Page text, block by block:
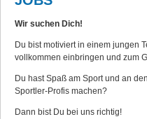
Wir suchen Dich!
Du bist motiviert in einem jungen
vollkommen einbringen und zum
Du hast Spaß am Sport und an
Sportler-Profis machen?
Dann bist Du bei uns richtig!